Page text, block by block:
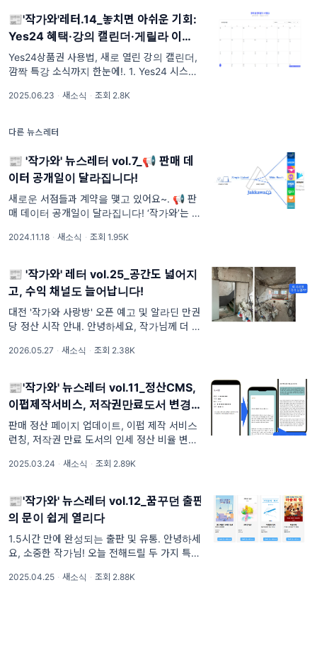
📰'작가와'레터.14_놓치면 아쉬운 기회:
Yes24 혜택·강의 캘린더·게릴라 이벤
트!
Yes24상품권 사용법, 새로 열린 강의 캘린더,
깜짝 특강 소식까지 한눈에!. 1. Yes24 시스템
일시적인 시스템 장애가 발생해 걱정하신 분들
구되었고, 도
2025.06.23 · 새소식 · 조회 2.8K
다른 뉴스레터
📰 '작가와' 뉴스레터 vol.7_📢 판매 데
이터 공개일이 달라집니다!
새로운 서점들과 계약을 맺고 있어요~. 📢 판
매 데이터 공개일이 달라집니다! ‘작가와’는 계
왜냐하면 작가님들의 도서가 더 많은 독자분들
2024.11.18 · 새소식 · 조회 1.95K
📰 '작가와' 레터 vol.25_공간도 넓어지
고, 수익 채널도 늘어납니다!
대전 '작가와 사랑방' 오픈 예고 및 알라딘 만권
당 정산 시작 안내. 안녕하세요, 작가님께 더 도
다. 어느덧 5월의 끝자락, 초여름의 시작을 알
안 '작가와'는
2026.05.27 · 새소식 · 조회 2.38K
📰'작가와' 뉴스레터 vol.11_정산CMS,
이펍제작서비스, 저작권만료도서 변경
안내
판매 정산 페이지 업데이트, 이펍 제작 서비스
런칭, 저작권 만료 도서의 인세 정산 비율 변경.
이하여 새로운 소식을 전해 드립니다. 1. ‘작가
주로 확인하는 내용은 판매 및 정
2025.03.24 · 새소식 · 조회 2.89K
📰'작가와' 뉴스레터 vol.12_꿈꾸던 출판
의 문이 쉽게 열리다
1.5시간 만에 완성되는 출판 및 유통. 안녕하세
요, 소중한 작가님! 오늘 전해드릴 두 가지 특별
의 길이 막막하신가요? 아니면 원고는 없지만
2025.04.25 · 새소식 · 조회 2.88K